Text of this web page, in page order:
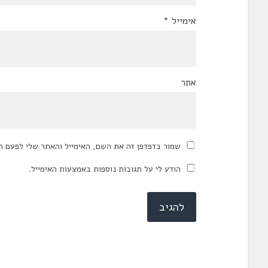
אימייל *
אתר
שמור בדפדפן זה את השם, האימייל והאתר שלי לפעם
הודע לי על תגובות נוספות באמצעות האימייל.